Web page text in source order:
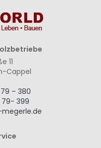
11
Cappel
– 380
79- 399